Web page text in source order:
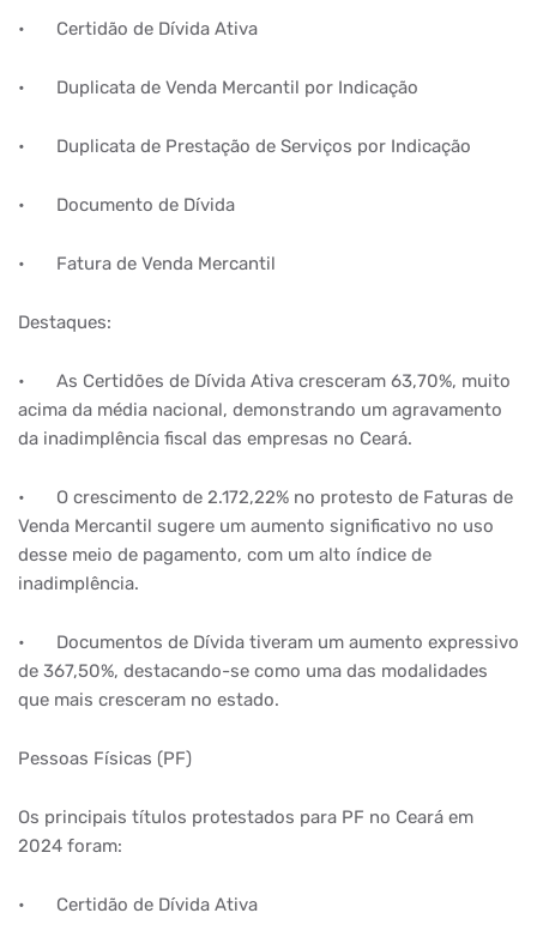
• Certidão de Dívida Ativa
• Duplicata de Venda Mercantil por Indicação
• Duplicata de Prestação de Serviços por Indicação
• Documento de Dívida
• Fatura de Venda Mercantil
Destaques:
•
As Certidões de Dívida Ativa cresceram 63,70%, muito
acima da média nacional, demonstrando um agravamento
da inadimplência fiscal das empresas no Ceará.
•
O crescimento de 2.172,22% no protesto de Faturas de
Venda Mercantil sugere um aumento significativo no uso
desse meio de pagamento, com um alto índice de
inadimplência.
•
Documentos de Dívida tiveram um aumento expressivo
de 367,50%, destacando-se como uma das modalidades
que mais cresceram no estado.
Pessoas Físicas (PF)
Os principais títulos protestados para PF no Ceará em
2024 foram:
• Certidão de Dívida Ativa